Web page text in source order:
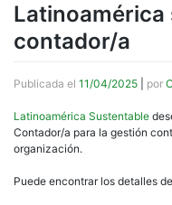
contador/a
Publicada el 11/04/2025 por
Latinoamérica Sustentable
Contador/a para la gestión
organización.
Puede encontrar los detalles